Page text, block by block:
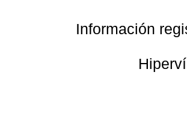
Información